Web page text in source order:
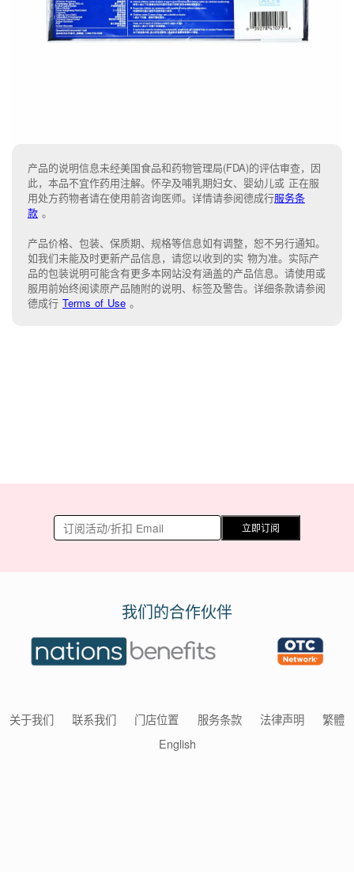
产品的说明信息未经美国食品和药物管理局(FDA)的评估审查，因
此，本品不宜作药用注解。怀孕及哺乳期妇女、婴幼儿或 正在服
用处方药物者请在使用前咨询医师。详情请参阅德成行服务条
款 。
产品价格、包装、保质期、规格等信息如有调整，恕不另行通知。
如我们未能及时更新产品信息， 请您以收到的实 物为准。 实际产
品的包装说明可能含有更多本网站没有涵盖的产品信息。请使用或
服用前始终阅读原产品随附的说明、 标签及警告。 详细条款请参阅
德成行 Terms of Use 。
立即订阅
我们的合作伙伴
关于我们 联系我们 门店位置 服务条款 法律声明
繁體
English